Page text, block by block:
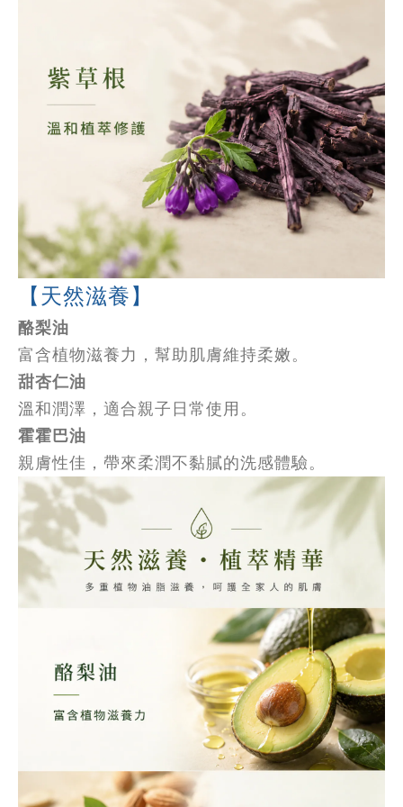
【天然滋養】
酪梨油
富含植物滋養力，幫助肌膚維持柔嫩。
甜杏仁油
溫和潤澤，適合親子日常使用。
霍霍巴油
親膚性佳，帶來柔潤不黏膩的洗感體驗。